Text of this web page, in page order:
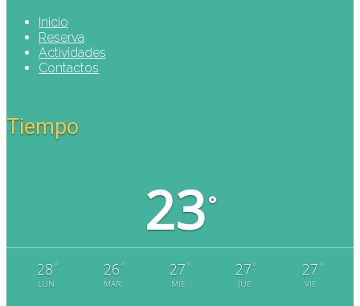
Inicio
Reserva
Actividades
Contactos
Tiempo
23°
28 °
LUN
26 °
MAR
27 °
MIE
27 °
JUE
27 °
VIE